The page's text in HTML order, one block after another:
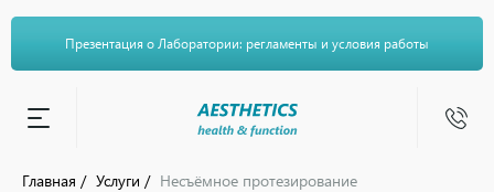
Презентация о Лаборатории: регламенты и условия работы
Главная Услуги Несъёмное протезирование